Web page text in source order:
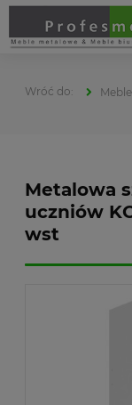
Metalowa
uczniów
wst